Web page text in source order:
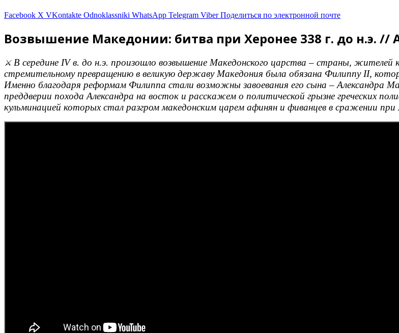
Facebook X VKontakte Odnoklassniki WhatsApp Telegram Viber Поделиться по электронной почте
Возвышение Македонии: битва при Херонее 338 г. до н.э. //
⚔️В середине IV в. до н.э. произошло возвышение Македонского царства – страны, жителей
стремительному превращению в великую державу Македония была обязана Филиппу II,
Именно благодаря реформам Филиппа стали возможны завоевания его сына – Александра
преддверии похода Александра на восток и расскажем о политической грызне греческих
кульминацией которых стал разгром македонским царем афинян и фиванцев в сражении при